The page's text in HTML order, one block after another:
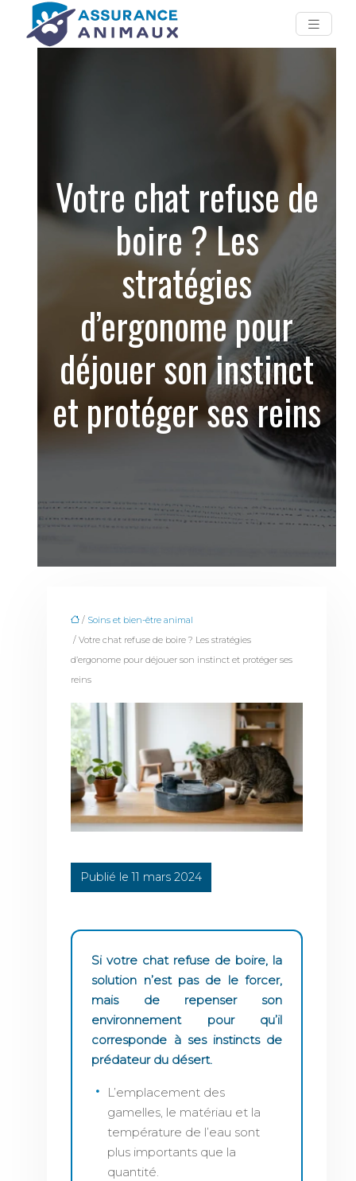
Votre chat refuse de
boire ? Les
stratégies
d’ergonome pour
déjouer son instinct
et protéger ses reins
/ Soins et bien-être animal
/ Votre chat refuse de boire ? Les stratégies
d’ergonome pour déjouer son instinct et protéger ses
reins
Publié le 11 mars 2024
Si votre chat refuse de boire, la
solution n’est pas de le forcer,
mais de repenser son
environnement pour qu’il
corresponde à ses instincts de
prédateur du désert.
L’emplacement des
gamelles, le matériau et la
température de l’eau sont
plus importants que la
quantité.